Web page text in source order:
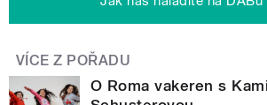
VÍCE Z POŘADU
O Roma vakeren s